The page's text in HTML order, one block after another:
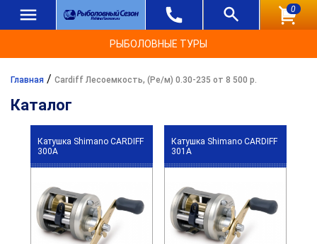
0
РЫБОЛОВНЫЕ ТУРЫ
Главная / Cardiff Лесоемкость, (Ре/м) 0.30-235 от 8 500 р.
Каталог
Катушка Shimano CARDIFF
300A
Катушка Shimano CARDIFF
301A